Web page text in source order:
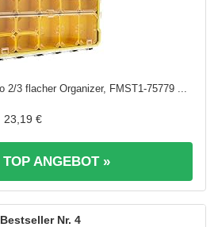
2/3 flacher Organizer, FMST1-75779 ...
23,19 €
TOP ANGEBOT »
4